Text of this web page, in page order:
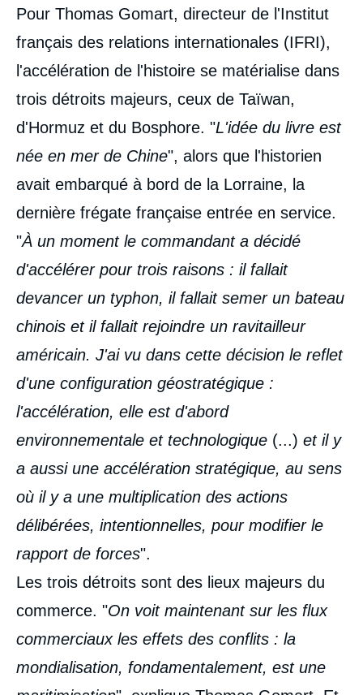
Contenu
intervention
médiatique
Pour Thomas Gomart, directeur de l'Institut
français des relations internationales (IFRI),
l'accélération de l'histoire se matérialise dans
trois détroits majeurs, ceux de Taïwan,
d'Hormuz et du Bosphore. "L'idée du livre est
née en mer de Chine", alors que l'historien
avait embarqué à bord de la Lorraine, la
dernière frégate française entrée en service.
"À un moment le commandant a décidé
d'accélérer pour trois raisons : il fallait
devancer un typhon, il fallait semer un bateau
chinois et il fallait rejoindre un ravitailleur
américain. J'ai vu dans cette décision le reflet
d'une configuration géostratégique :
l'accélération, elle est d'abord
environnementale et technologique (...) et il y
a aussi une accélération stratégique, au sens
où il y a une multiplication des actions
délibérées, intentionnelles, pour modifier le
rapport de forces".
Les trois détroits sont des lieux majeurs du
commerce. "On voit maintenant sur les flux
commerciaux les effets des conflits : la
mondialisation, fondamentalement, est une